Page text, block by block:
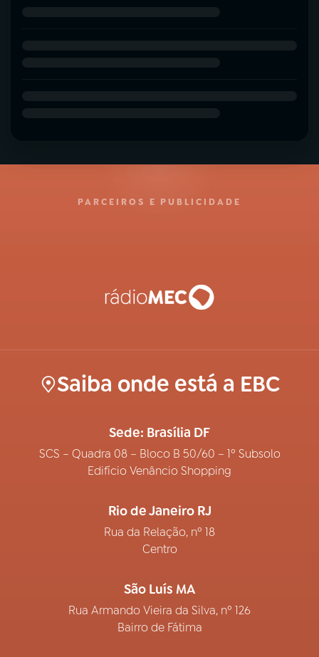
PARCEIROS E PUBLICIDADE
Saiba onde está a EBC
Sede: Brasília DF
SCS – Quadra 08 – Bloco B 50/60 – 1º Subsolo
Edifício Venâncio Shopping
Rio de Janeiro RJ
Rua da Relação, nº 18
Centro
São Luís MA
Rua Armando Vieira da Silva, nº 126
Bairro de Fátima